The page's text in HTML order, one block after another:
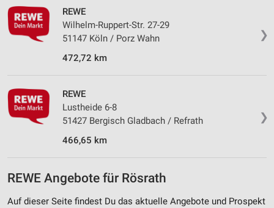
❯
REWE
Wilhelm-Ruppert-Str. 27-29
51147 Köln / Porz Wahn
472,72 km
❯
REWE
Lustheide 6-8
51427 Bergisch Gladbach / Refrath
466,65 km
REWE Angebote für Rösrath
Auf dieser Seite findest Du das aktuelle Angebote und Prospekt
Geräte anhand von aktiv angeforderten
Informationen identifizieren
Nicht-IAB-Verarbeitungszwecke:
Performance
Funktional